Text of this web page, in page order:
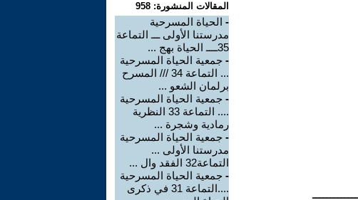
المقالات المنشورة: 958
- الحياة المسرحية
مدرستنا الأولى ـــ التماعة
35ــــ الحياة بهج ...
- جمعية الحياة المسرحية
... التماعة 34 /// المسرح
برلمان الشعو ...
- جمعية الحياة المسرحية
.... التماعة 33 النظرية
رمادية وشجرة ...
- جمعية الحياة المسرحية
مدرستنا الأولى ...
التماعة32 الفقد وال ...
- جمعية الحياة المسرحية
....التماعة 31 في ذكرى